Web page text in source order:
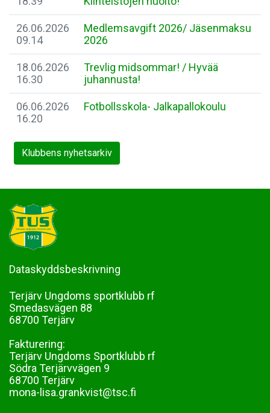
26.06.2026
09.14
Medlemsavgift 2026/ Jäsenmaksu
2026
18.06.2026
16.30
Trevlig midsommar! / Hyvää
juhannusta!
06.06.2026
16.20
Fotbollsskola- Jalkapallokoulu
Klubbens nyhetsarkiv
Dataskyddsbeskrivning
Terjärv Ungdoms sportklubb rf
Smedasvägen 88
68700 Terjärv
Fakturering:
Terjärv Ungdoms Sportklubb rf
Södra Terjärvvägen 9
68700 Terjärv
mona-lisa.grankvist@tsc.fi